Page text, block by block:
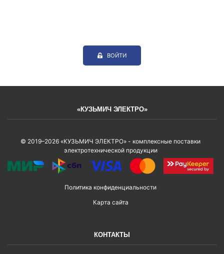
ВОЙТИ
«КУЗЬМИЧ ЭЛЕКТРО»
© 2019–2026 «КУЗЬМИЧ ЭЛЕКТРО» - комплексные поставки
электротехнической продукции
Политика конфиденциальности
Карта сайта
КОНТАКТЫ